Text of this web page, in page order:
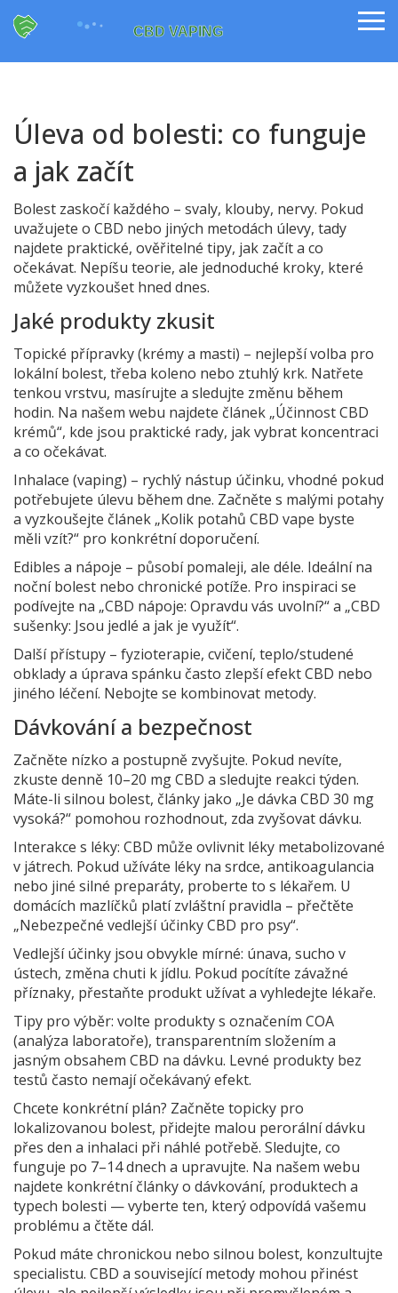
Úleva od bolesti: co funguje
a jak začít
Bolest zaskočí každého – svaly, klouby, nervy. Pokud
uvažujete o CBD nebo jiných metodách úlevy, tady
najdete praktické, ověřitelné tipy, jak začít a co
očekávat. Nepíšu teorie, ale jednoduché kroky, které
můžete vyzkoušet hned dnes.
Jaké produkty zkusit
Topické přípravky (krémy a masti) – nejlepší volba pro
lokální bolest, třeba koleno nebo ztuhlý krk. Natřete
tenkou vrstvu, masírujte a sledujte změnu během
hodin. Na našem webu najdete článek „Účinnost CBD
krémů“, kde jsou praktické rady, jak vybrat koncentraci
a co očekávat.
Inhalace (vaping) – rychlý nástup účinku, vhodné pokud
potřebujete úlevu během dne. Začněte s malými potahy
a vyzkoušejte článek „Kolik potahů CBD vape byste
měli vzít?“ pro konkrétní doporučení.
Edibles a nápoje – působí pomaleji, ale déle. Ideální na
noční bolest nebo chronické potíže. Pro inspiraci se
podívejte na „CBD nápoje: Opravdu vás uvolní?“ a „CBD
sušenky: Jsou jedlé a jak je využít“.
Další přístupy – fyzioterapie, cvičení, teplo/studené
obklady a úprava spánku často zlepší efekt CBD nebo
jiného léčení. Nebojte se kombinovat metody.
Dávkování a bezpečnost
Začněte nízko a postupně zvyšujte. Pokud nevíte,
zkuste denně 10–20 mg CBD a sledujte reakci týden.
Máte-li silnou bolest, články jako „Je dávka CBD 30 mg
vysoká?“ pomohou rozhodnout, zda zvyšovat dávku.
Interakce s léky: CBD může ovlivnit léky metabolizované
v játrech. Pokud užíváte léky na srdce, antikoagulancia
nebo jiné silné preparáty, proberte to s lékařem. U
domácích mazlíčků platí zvláštní pravidla – přečtěte
„Nebezpečné vedlejší účinky CBD pro psy“.
Vedlejší účinky jsou obvykle mírné: únava, sucho v
ústech, změna chuti k jídlu. Pokud pocítíte závažné
příznaky, přestaňte produkt užívat a vyhledejte lékaře.
Tipy pro výběr: volte produkty s označením COA
(analýza laboratoře), transparentním složením a
jasným obsahem CBD na dávku. Levné produkty bez
testů často nemají očekávaný efekt.
Chcete konkrétní plán? Začněte topicky pro
lokalizovanou bolest, přidejte malou perorální dávku
přes den a inhalaci při náhlé potřebě. Sledujte, co
funguje po 7–14 dnech a upravujte. Na našem webu
najdete konkrétní články o dávkování, produktech a
typech bolesti — vyberte ten, který odpovídá vašemu
problému a čtěte dál.
Pokud máte chronickou nebo silnou bolest, konzultujte
specialistu. CBD a související metody mohou přinést